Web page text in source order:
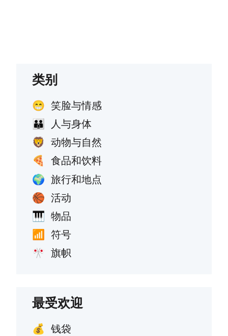
类别
😁 笑脸与情感
👪 人与身体
🦁 动物与自然
🍕 食品和饮料
🌍 旅行和地点
🏀 活动
🎹 物品
📶 符号
🎌 旗帜
最受欢迎
💰 钱袋